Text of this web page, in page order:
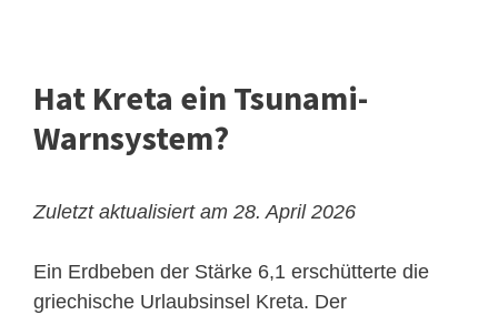
Hat Kreta ein Tsunami-
Warnsystem?
Zuletzt aktualisiert am 28. April 2026
Ein Erdbeben der Stärke 6,1 erschütterte die
griechische Urlaubsinsel Kreta. Der